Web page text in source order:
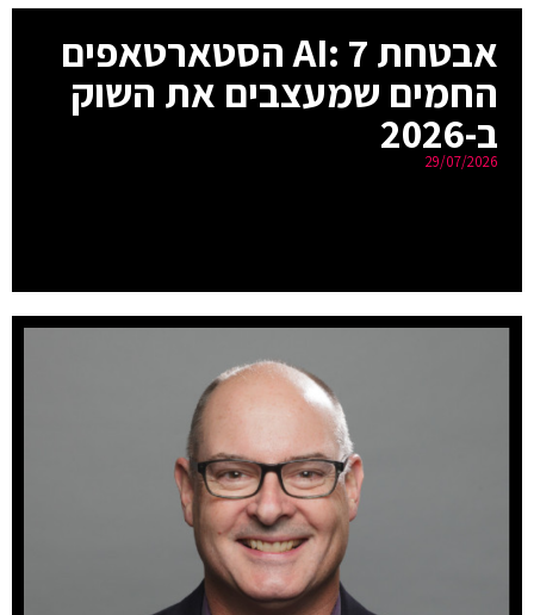
אבטחת AI: 7 הסטארטאפים
החמים שמעצבים את השוק
ב-2026
29/07/2026